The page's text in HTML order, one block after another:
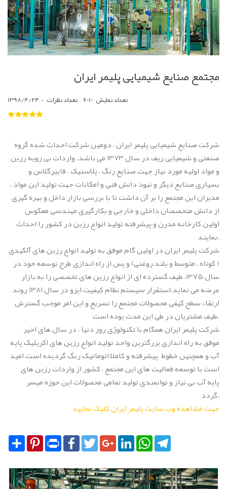
مجتمع صنایع شیمیایی پلیمر ایران
1398/4/24, تعداد نمایش ,تعداد نظرات
شرکت صنایع شیمیایی پلیمر ایران ، دومین شرکت احداث شده گروه
صنعتی و شیمیایی ریف در سال 1373 می باشد. واردات بی رویه رزین
و مواد اولیه مورد نیاز جهت صنایع رنگ ، پلاستیک ، فایبرگلاس و
بسیاری صنایع دیگر و نبود دانش فنی و امکانات جهت تولید این مواد ،
مدیران این مجتمع را بر آن داشت تا با بررسی بازار داخل و بهره گیری
از دانش متخصصان داخلی و خارجی و بکارگیری مهندسی معکوس
اولین کارخانه مدرن و پیشرفته تولید انواع رزین در کشور را احداث
نمایند.
شرکت پلیمر ایران در اولین گام موفق به تولید انواع رزین های آلکیدی
( کوتاه ، متوسط و بلند روغنی) و پس از راه اندازی طرح توسعه خود در
سال 1375، طیف گسترده ای از انواع رزین های تخصصی را به بازار
عرضه می نماید.استقرار سیستم نظام کیفیت ایزو در سال 1381 روند
ارتقاء سطح کیفی محصولات مجتمع را تسریع و این امر موجب گسترش
طیف مشتریان در طی این مدت بوده است.
شرکت پلیمر ایران همگام با تکنولوژی روز دنیا ، در سال های اخیر
موفق به راه اندازی بزرگترین واحد تولید انواع رزین های اکریلیک پایه
آب و همچنین خطوط پیشرفته و کاملاً اتوماتیک رنگ گردیده است.امید
است با توسعه فعالیت های این مجتمع ، کشور از واردات رزین های
پایه آب بی نیاز و توانمندی تولید تمامی محصولات این حوزه میسر
گردد.
جهت مشاهده وب سایت پلیمر ایران کلیک نمایید
SharePinterestPrint FacebookTwitterGoogle+LinkedInWhatsApp